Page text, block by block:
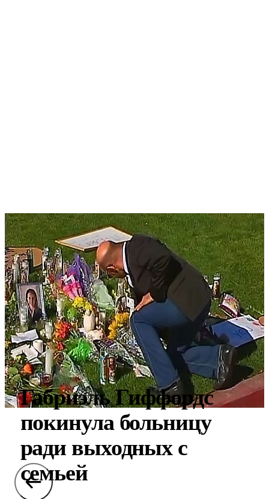
Габриэль Гиффордс
покинула больницу
ради выходных с
семьей